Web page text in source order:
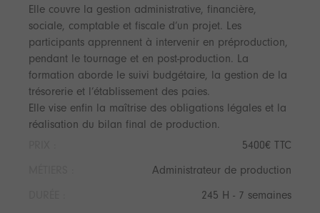
Elle couvre la gestion administrative, financière,
sociale, comptable et fiscale d’un projet. Les
participants apprennent à intervenir en préproduction,
pendant le tournage et en post-production. La
formation aborde le suivi budgétaire, la gestion de la
trésorerie et l’établissement des paies.
Elle vise enfin la maîtrise des obligations légales et la
réalisation du bilan final de production.
5400€ TTC
Administrateur de production
245 H - 7 semaines